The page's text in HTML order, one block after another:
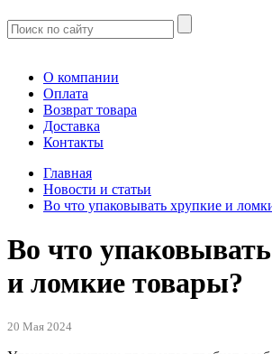
О компании
Оплата
Возврат товара
Доставка
Контакты
Главная
Новости и статьи
Во что упаковывать хрупкие и
Во что
и ломкие товары?
20 Мая 2024